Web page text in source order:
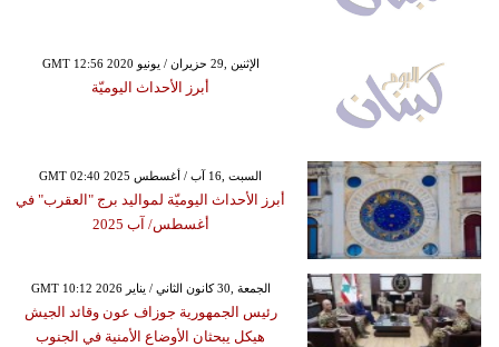
GMT 12:56 2020 الإثنين ,29 حزيران / يونيو
أبرز الأحداث اليوميّة
GMT 02:40 2025 السبت ,16 آب / أغسطس
أبرز الأحداث اليوميّة لمواليد برج "العقرب" في
أغسطس/ آب 2025
GMT 10:12 2026 الجمعة ,30 كانون الثاني / يناير
رئيس الجمهورية جوزاف عون وقائد الجيش
هيكل يبحثان الأوضاع الأمنية في الجنوب